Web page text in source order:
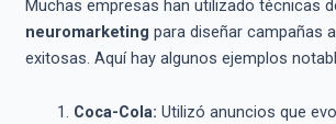
Muchas empresas han utilizado técnicas
neuromarketing para diseñar campañas
exitosas. Aquí hay algunos ejemplos
Coca-Cola: Utilizó anuncios que